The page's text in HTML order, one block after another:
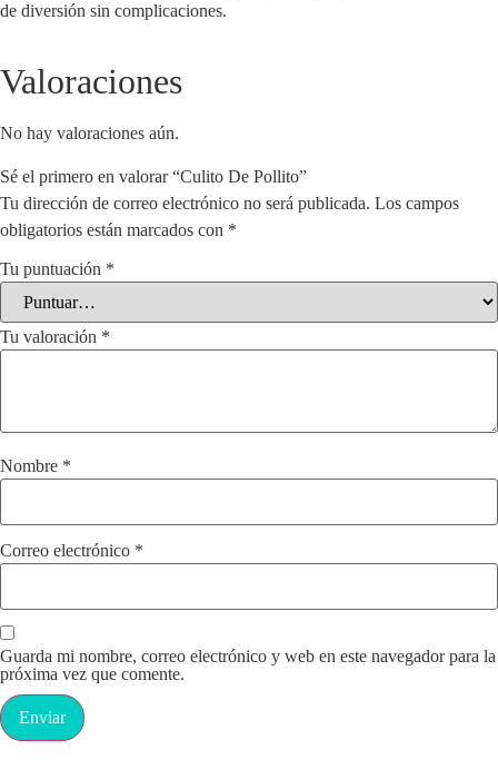
de diversión sin complicaciones.
Valoraciones
No hay valoraciones aún.
Sé el primero en valorar “Culito De Pollito”
Tu dirección de correo electrónico no será publicada. Los campos
obligatorios están marcados con *
Tu puntuación *
Tu valoración *
Nombre *
Correo electrónico *
Guarda mi nombre, correo electrónico y web en este navegador para la
próxima vez que comente.